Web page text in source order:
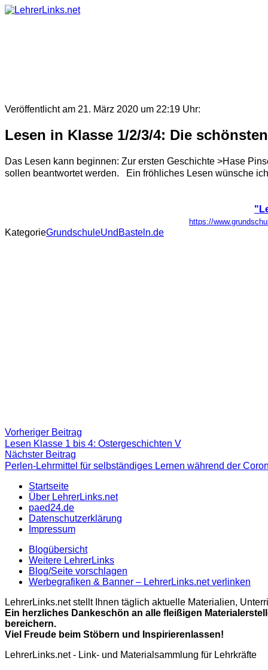
Skip
Veröffentlicht am 21. März 2020 um 22:19 Uhr:
Lesen in Klasse 1/2/3/4: Die
Das Lesen kann beginnen: Zur ersten Geschichte >Hase
sollen beantwortet werden. Ein fröhliches Lesen wünsche
https://
KategorieGrundschuleUndBasteln.de
Beitragsnavigation
Vorheriger Beitrag
Beitrag:
Lesen Klasse 1 bis 4: Ostergeschichten V
Nächster Beitrag
Beitrag
Perlen-Lehrmittel für selbständiges Lernen während der
Startseite
Über LehrerLinks.net
paed24.de
Datenschutzerklärung
Impressum
Blogübersicht
Weitere LehrerLinks
Blog/Seite vorschlagen
Werbegrafiken & Banner – LehrerLinks.net verlinken
LehrerLinks.net stellt Ihnen täglich aktuelle Materialien,
Ein herzliches Dankeschön an alle fleißigen
bereichern.
Viel Freude beim Stöbern und Inspirierenlassen!
LehrerLinks.net - Link- und Materialsammlung für Lehrkräfte